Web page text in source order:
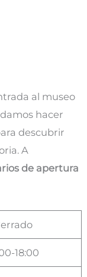
al museo
hacer
descubrir
A
de apertura
18:00